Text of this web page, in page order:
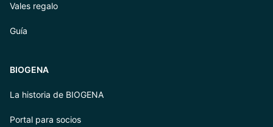
Vales regalo
Guía
BIOGENA
La historia de BIOGENA
Portal para socios